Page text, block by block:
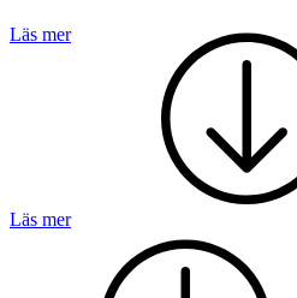
Axelkopplingar Kulskruvar
Läs mer
Läs mer